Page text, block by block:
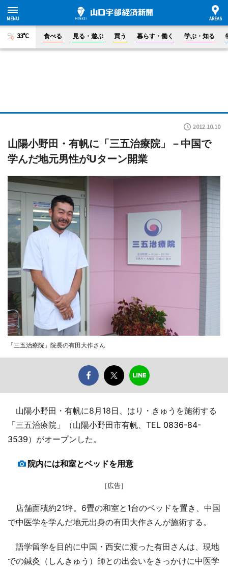
33°C 食べる 見る・遊ぶ 買う 暮らす・働く 学ぶ・知る
2012.10.10
山陽小野田・有帆に「三五治療院」－中国で
学んだ地元男性がUターン開業
「三五治療院」院長の有田大作さん
山陽小野田・有帆に8月18日、はり・きゅうを施術する
「三五治療院」（山陽小野田市有帆、TEL 0836-84-
3539）がオープンした。
院内には和室とベッドを用意
［広告］
店舗面積約21坪。6畳の和室と1台のベッドを置き、中国
で中医学を学んだ地元出身の有田大作さんが施術する。
語学留学を目的に中国・西安に渡った有田さんは、現地
での鍼灸（しんきゅう）師との出会いをきっかけに中医学